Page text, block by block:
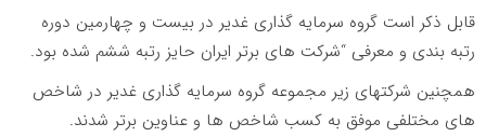
قابل ذکر است گروه سرمایه گذاری غدیر در بیست و چهارمین دوره
رتبه بندی و معرفی “شرکت های برتر ایران حایز رتبه ششم شده بود.
همچنین شرکتهای زیر مجموعه گروه سرمایه گذاری غدیر در شاخص
های مختلفی موفق به کسب شاخص ها و عناوین برتر شدند.